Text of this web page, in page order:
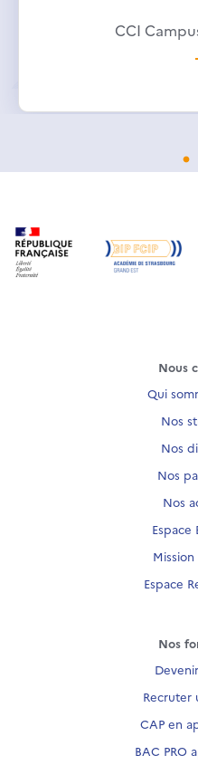
CCI
Nous
Qui
Nos
Nos
Nos
Nos
Espace
Espace
Nos
Recruter
CAP en
BAC PRO